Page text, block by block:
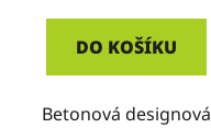
DO KOŠÍKU
Betonová designová